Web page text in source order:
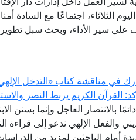
الثلاثاء، اجتماعًا مع السادة
سير الأداء، وبحث سبل
في مناقشة كتاب «التدخل الإلهي
القرآن الكريم يربط النصر
بالانتصار العاجل وإنما بسنن
والفعل الإلهي ندعو إلى قراءة
أمام الباحثين لمزيد من